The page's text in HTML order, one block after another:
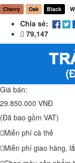
Cherry Oak Black
Chia sẻ:
79,147
Giá bán:
29.850.000 VNĐ
(Đã bao gồm VAT)
Miễn phí cà thẻ
Miễn phí giao hàng,